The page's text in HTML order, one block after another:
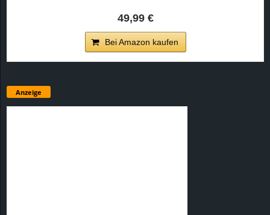
49,99 €
Bei Amazon kaufen
Anzeige